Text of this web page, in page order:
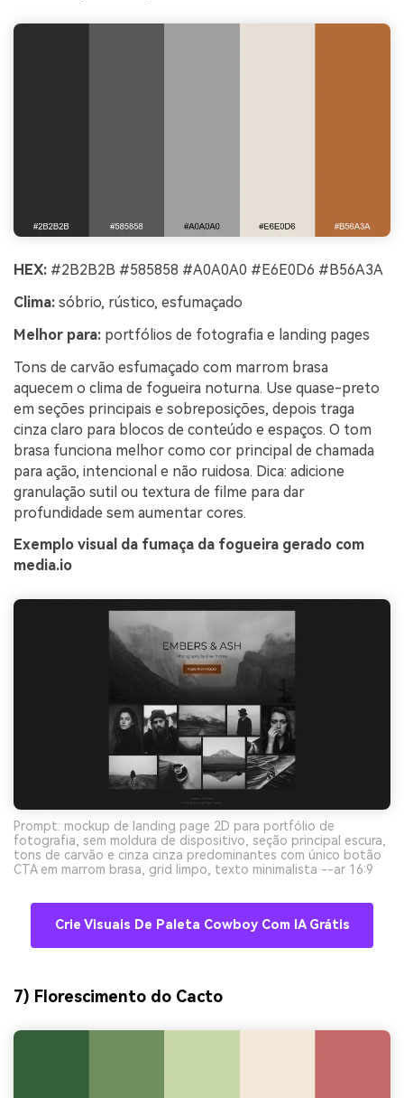
HEX: #2B2B2B #585858 #A0A0A0 #E6E0D6 #B56A3A
Clima: sóbrio, rústico, esfumaçado
Melhor para: portfólios de fotografia e landing pages
Tons de carvão esfumaçado com marrom brasa
aquecem o clima de fogueira noturna. Use quase-preto
em seções principais e sobreposições, depois traga
cinza claro para blocos de conteúdo e espaços. O tom
brasa funciona melhor como cor principal de chamada
para ação, intencional e não ruidosa. Dica: adicione
granulação sutil ou textura de filme para dar
profundidade sem aumentar cores.
Exemplo visual da fumaça da fogueira gerado com
media.io
Prompt: mockup de landing page 2D para portfólio de
fotografia, sem moldura de dispositivo, seção principal escura,
tons de carvão e cinza cinza predominantes com único botão
CTA em marrom brasa, grid limpo, texto minimalista --ar 16:9
Crie Visuais De Paleta Cowboy Com IA Grátis
7) Florescimento do Cacto